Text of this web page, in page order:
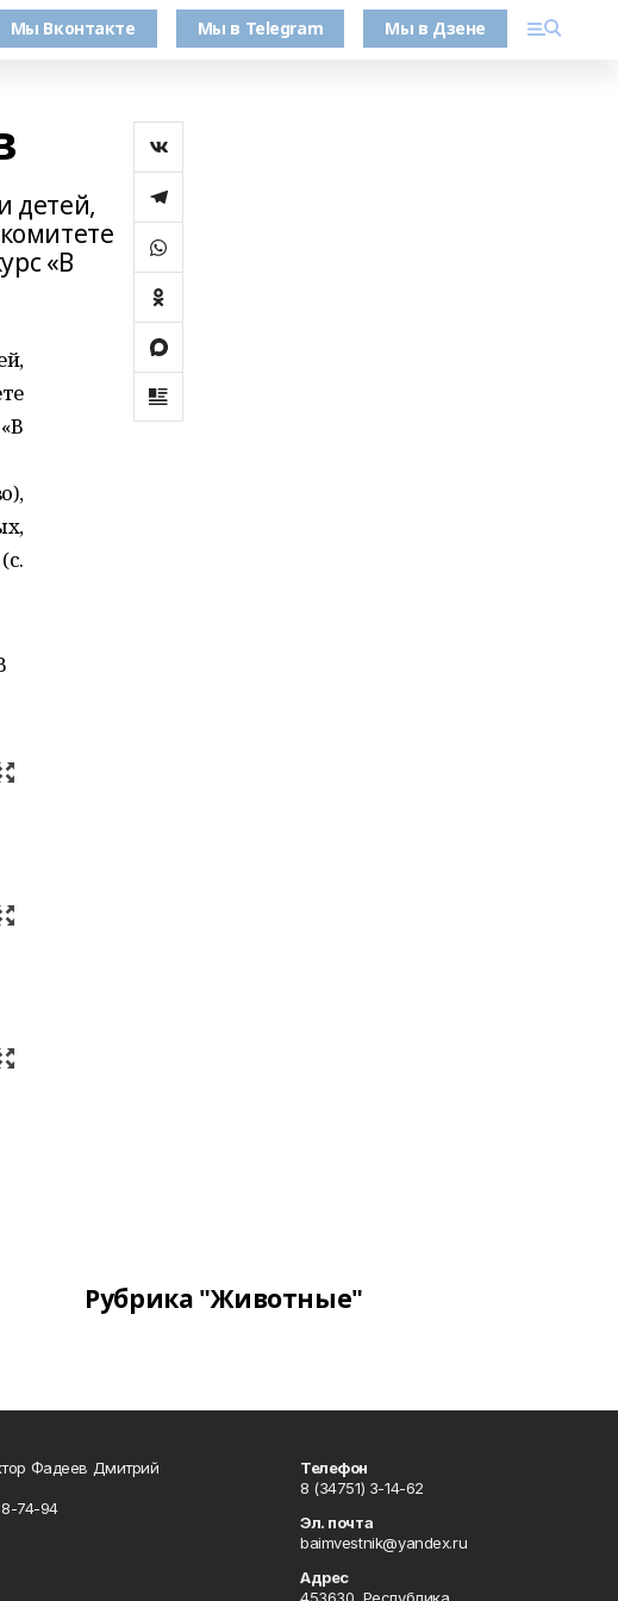
Мы Вконтакте Мы в Telegram Мы в Дзене
детей,
«В
Рубрика "Животные"
Фадеев Дмитрий
74-94
Телефон
8 (34751) 3-14-62
Эл. почта
baimvestnik@yandex.ru
Адрес
453630, Республика